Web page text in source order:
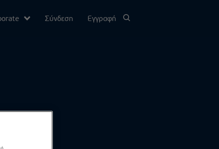
Σύνδεση Εγγραφή